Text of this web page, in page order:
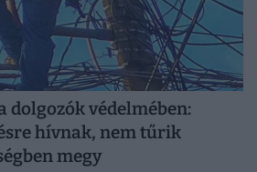
dolgozók védelmében:
hívnak, nem tűrik
megy